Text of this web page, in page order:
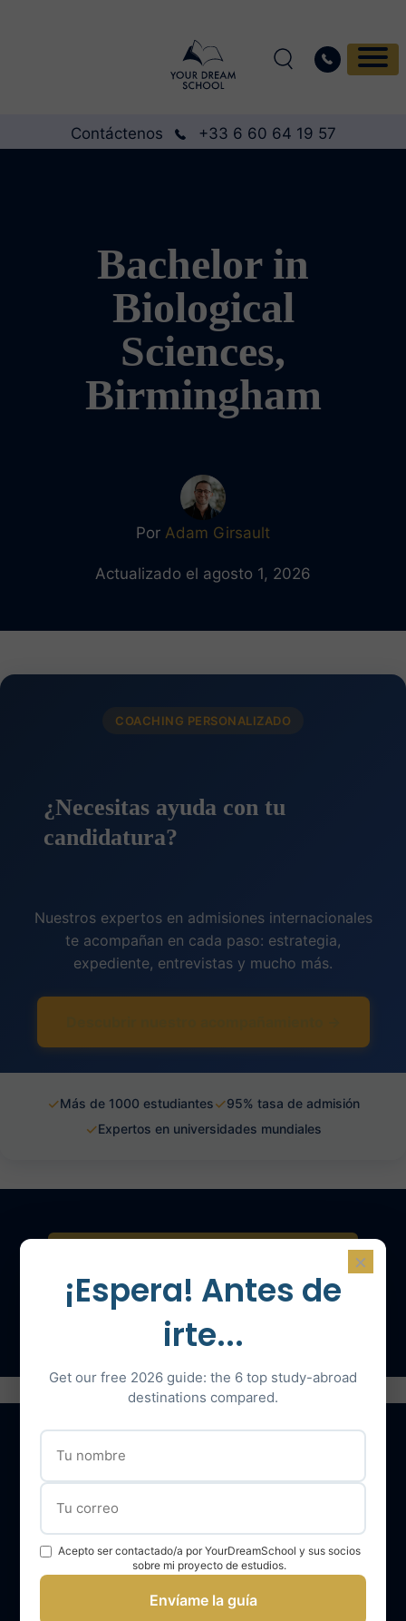
Contáctenos +33 6 60 64 19 57
Bachelor in
Biological
Sciences,
Birmingham
Por Adam Girsault
Actualizado el agosto 1, 2026
COACHING PERSONALIZADO
¿Necesitas ayuda con tu
candidatura?
Nuestros expertos en admisiones internacionales
te acompañan en cada paso: estrategia,
expediente, entrevistas y mucho más.
✓Más de 1000 estudiantes✓95% tasa de admisión
✓Expertos en universidades mundiales
Hable con un experto
Nuestros servicios
El equipo YourDreamSchool
YourDreamSchool, un socio para su éxito
Obtener apoyo
×
¡Espera! Antes de
irte...
Get our free 2026 guide: the 6 top study-abroad
destinations compared.
Acepto ser contactado/a por YourDreamSchool y sus socios
sobre mi proyecto de estudios.
Envíame la guía